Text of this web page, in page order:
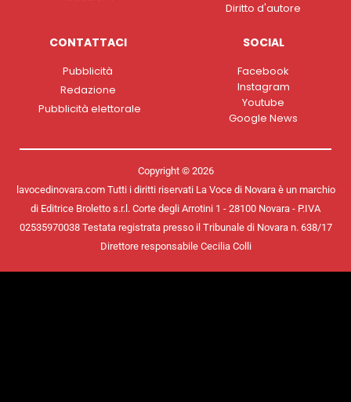
Diritto d'autore
CONTATTACI
Pubblicità
Redazione
Pubblicità elettorale
SOCIAL
Facebook
Instagram
Youtube
Google News
Copyright © 2026
lavocedinovara.com Tutti i diritti riservati La Voce di Novara è un marchio
di Editrice Broletto s.r.l. Corte degli Arrotini 1 - 28100 Novara - P.IVA
02535970038 Testata registrata presso il Tribunale di Novara n. 638/17
Direttore responsabile Cecilia Colli